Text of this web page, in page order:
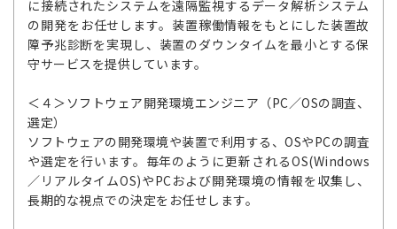
に接続されたシステムを遠隔監視するデータ解析システム
の開発をお任せします。装置稼働情報をもとにした装置故
障予兆診断を実現し、装置のダウンタイムを最小とする保
守サービスを提供しています。
＜４＞ソフトウェア開発環境エンジニア（PC／OSの調査、
選定）
ソフトウェアの開発環境や装置で利用する、OSやPCの調査
や選定を行います。毎年のように更新されるOS(Windows
／リアルタイムOS)やPCおよび開発環境の情報を収集し、
長期的な視点での決定をお任せします。